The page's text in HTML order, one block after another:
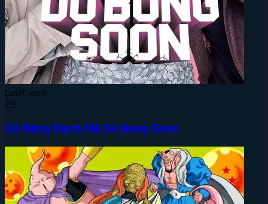
Lượt xem:
29
Cô Nàng Mạnh Mẽ Do Bong Soon